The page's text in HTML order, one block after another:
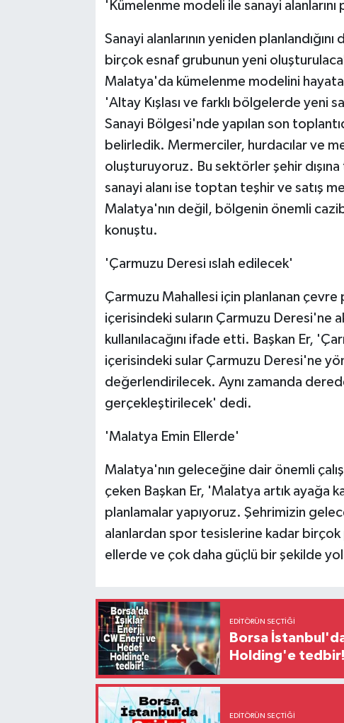
'Kümelenme modeli ile sanayi alanlarını
Sanayi alanlarının yeniden
birçok esnaf grubunun yeni
Malatya'da kümelenme modelini
'Altay Kışlası ve farklı bölgelerde yeni
Sanayi Bölgesi'nde yapılan son
belirledik. Mermerciler, hurdacılar ve
oluşturuyoruz. Bu sektörler şehir
sanayi alanı ise toptan teşhir ve satış
Malatya'nın değil, bölgenin önemli
konuştu.
'Çarmuzu Deresi ıslah edilecek'
Çarmuzu Mahallesi için planlanan
içerisindeki suların Çarmuzu Deresi'ne
kullanılacağını ifade etti. Başkan Er,
içerisindeki sular Çarmuzu Deresi'ne
değerlendirilecek. Aynı zamanda derede
gerçekleştirilecek' dedi.
'Malatya Emin Ellerde'
Malatya'nın geleceğine dair önemli
çeken Başkan Er, 'Malatya artık ayağa
planlamalar yapıyoruz. Şehrimizin
alanlardan spor tesislerine kadar
ellerde ve çok daha güçlü bir şekilde
EDITÖRÜN SEÇTIĞI
Borsa
Holding'e tedbir!
EDITÖRÜN SEÇTIĞI